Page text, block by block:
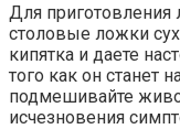
Для приготовления
столовые ложки
кипятка и даете
того как он станет
подмешивайте
исчезновения